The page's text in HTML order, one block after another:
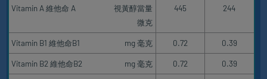
Vitamin A 維他命 A
視黃醇當量
微克
445 244
Vitamin B1 維他命B1 mg 毫克 0.72 0.39
Vitamin B2 維他命B2 mg 毫克 0.72 0.39